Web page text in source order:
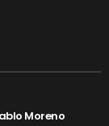
Moreno